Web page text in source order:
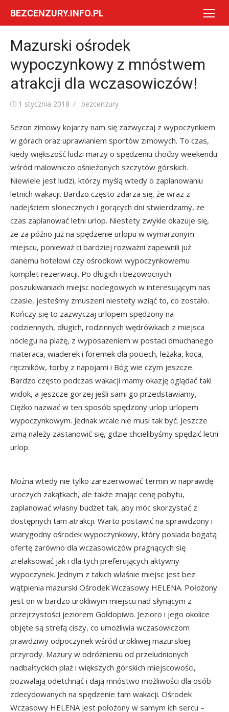
BEZCENZURY.INFO.PL
Mazurski ośrodek
wypoczynkowy z mnóstwem
atrakcji dla wczasowiczów!
Posted
1 stycznia 2018 Author
bezcenzury
Sezon zimowy kojarzy nam się zazwyczaj z wypoczynkiem
w górach oraz uprawianiem sportów zimowych. To czas,
kiedy większość ludzi marzy o spędzeniu choćby weekendu
wśród malowniczo ośnieżonych szczytów górskich.
Niewiele jest ludzi, którzy myślą wtedy o zaplanowaniu
letnich wakacji. Bardzo często zdarza się, że wraz z
nadejściem słonecznych i gorących dni stwierdzamy, że
czas zaplanować letni urlop. Niestety zwykle okazuje się,
że za późno już na spędzenie urlopu w wymarzonym
miejscu, ponieważ ci bardziej rozważni zapewnili już
danemu hotelowi czy ośrodkowi wypoczynkowemu
komplet rezerwacji. Po długich i bezowocnych
poszukiwaniach miejsc noclegowych w interesującym nas
czasie, jesteśmy zmuszeni niestety wziąć to, co zostało.
Kończy się to zazwyczaj urlopem spędzony na
codziennych, długich, rodzinnych wędrówkach z miejsca
noclegu na plażę, z wyposażeniem w postaci dmuchanego
materaca, wiaderek i foremek dla pociech, leżaka, koca,
ręczników, torby z napojami i Bóg wie czym jeszcze.
Bardzo często podczas wakacji mamy okazję oglądać taki
widok, a jeszcze gorzej jeśli sami go przedstawiamy,
Ciężko nazwać w ten sposób spędzony urlop urlopem
wypoczynkowym. Jednak wcale nie musi tak być. Jeszcze
zimą należy zastanowić się, gdzie chcielibyśmy spędzić letni
urlop.
Można wtedy nie tylko zarezerwować termin w naprawdę
uroczych zakątkach, ale także znając cenę pobytu,
zaplanować własny budżet tak, aby móc skorzystać z
dostępnych tam atrakcji. Warto postawić na sprawdzony i
wiarygodny ośrodek wypoczynkowy, który posiada bogatą
ofertę zarówno dla wczasowiczów pragnących się
zrelaksować jak i dla tych preferujących aktywny
wypoczynek. Jednym z takich właśnie miejsc jest bez
wątpienia mazurski Ośrodek Wczasowy HELENA. Położony
jest on w bardzo urokliwym miejscu nad słynącym z
przejrzystości jeziorem Gołdopiwo. Jezioro i jego okolice
objęte są strefą ciszy, co umożliwia wczasowiczom
prawdziwy odpoczynek wśród urokliwej mazurskiej
przyrody. Mazury w odróżnieniu od przeludnionych
nadbałtyckich plaż i większych górskich miejscowości,
pozwalają odetchnąć i dają mnóstwo możliwości dla osób
zdecydowanych na spędzenie tam wakacji. Ośrodek
Wczasowy HELENA jest położony w samym ich sercu –